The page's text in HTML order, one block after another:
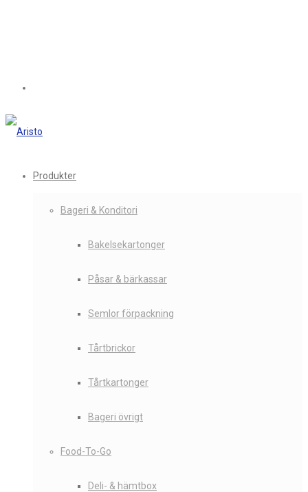
Produkter
Bageri & Konditori
Bakelsekartonger
Påsar & bärkassar
Semlor förpackning
Tårtbrickor
Tårtkartonger
Bageri övrigt
Food-To-Go
Deli- & hämtbox